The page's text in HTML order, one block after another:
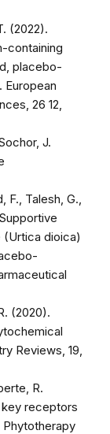
(2022).
containing
placebo-
European
, 26 12,
J.
F., Talesh, G.,
(Urtica dioica)
(2020).
Reviews, 19,
R.
receptors
Phytotherapy